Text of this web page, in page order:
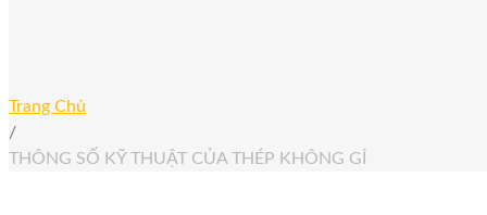
Trang Chủ
/
THÔNG SỐ KỸ THUẬT CỦA THÉP KHÔNG GỈ